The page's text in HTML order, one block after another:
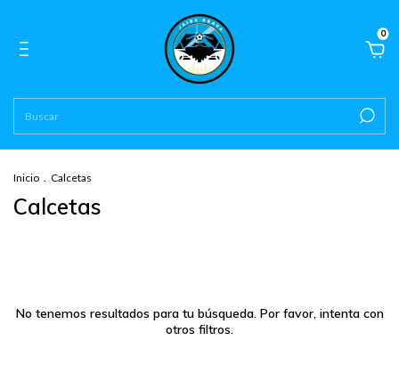
0
Inicio . Calcetas
Calcetas
No tenemos resultados para tu búsqueda. Por favor, intenta con
otros filtros.